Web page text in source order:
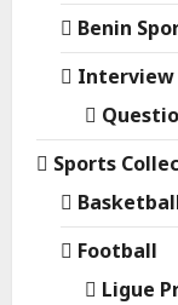
Benin
Interview
Sports
Football
Ligue